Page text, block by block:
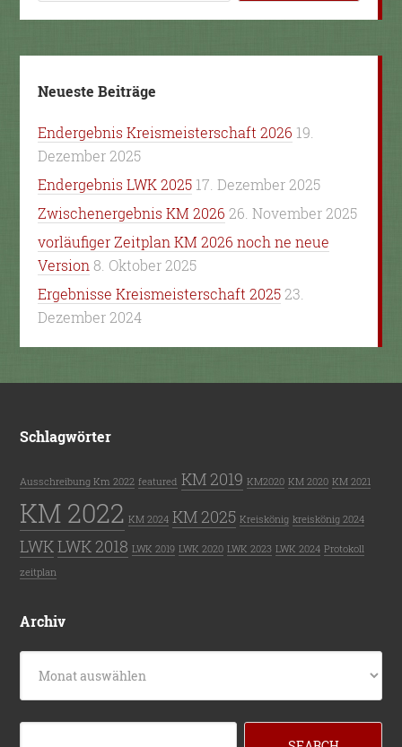
Neueste Beiträge
Endergebnis Kreismeisterschaft 2026 19.
Dezember 2025
Endergebnis LWK 2025 17. Dezember 2025
Zwischenergebnis KM 2026 26. November 2025
vorläufiger Zeitplan KM 2026 noch ne neue
Version 8. Oktober 2025
Ergebnisse Kreismeisterschaft 2025 23.
Dezember 2024
Schlagwörter
Ausschreibung Km 2022 featured KM 2019 KM2020 KM 2020 KM 2021
KM 2022 KM 2024 KM 2025 Kreiskönig kreiskönig 2024
LWKLWK 2018 LWK 2019 LWK 2020 LWK 2023 LWK 2024 Protokoll
zeitplan
Archiv